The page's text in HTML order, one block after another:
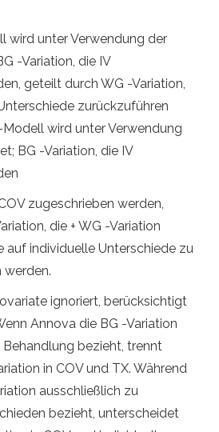
wird unter Verwendung der
-Variation, die IV
geteilt durch WG -Variation,
zurückzuführen
wird unter Verwendung
BG -Variation, die IV
zugeschrieben werden,
die + WG -Variation
auf individuelle Unterschiede zu
werden.
ignoriert, berücksichtigt
Annova die BG -Variation
Behandlung bezieht, trennt
in COV und TX. Während
ausschließlich zu
bezieht, unterscheidet